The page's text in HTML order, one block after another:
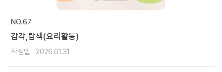
NO.67
감각,탐색(요리활동)
작성일 : 2026.01.31